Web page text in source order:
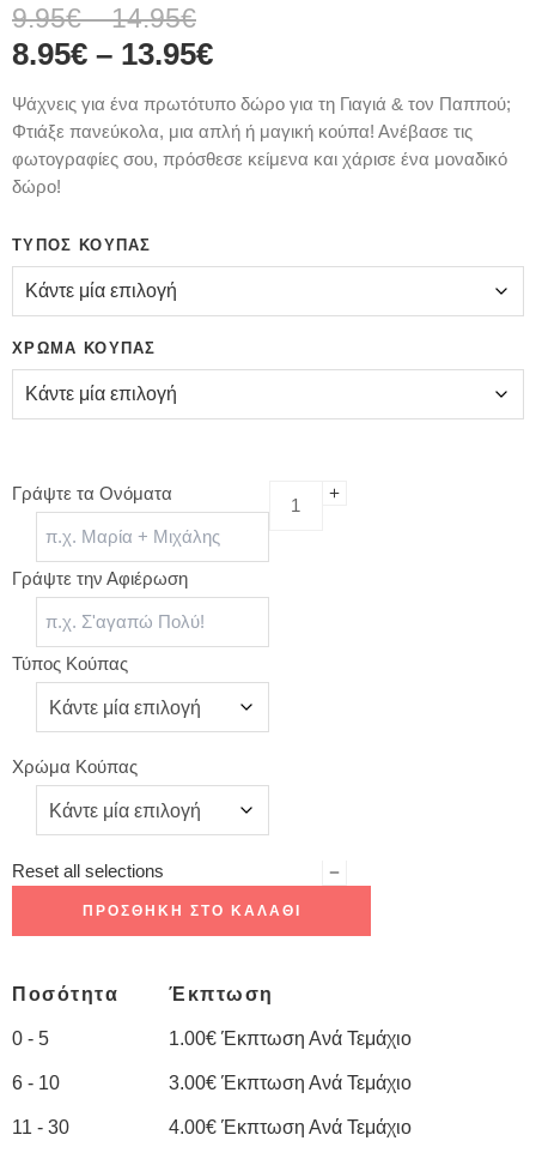
9.95€ – 14.95€
8.95€ – 13.95€
Ψάχνεις για ένα πρωτότυπο δώρο για τη Γιαγιά & τον Παππού;
Φτιάξε πανεύκολα, μια απλή ή μαγική κούπα! Ανέβασε τις
φωτογραφίες σου, πρόσθεσε κείμενα και χάρισε ένα μοναδικό
δώρο!
ΤΎΠΟΣ ΚΟΎΠΑΣ
ΧΡΏΜΑ ΚΟΎΠΑΣ
Γράψτε τα Ονόματα
Γράψτε την Αφιέρωση
Τύπος Κούπας
Χρώμα Κούπας
Reset all selections
ΠΡΟΣΘΉΚΗ ΣΤΟ ΚΑΛΆΘΙ
Ποσότητα Έκπτωση
0 - 5 1.00€ Έκπτωση Ανά Τεμάχιο
6 - 10 3.00€ Έκπτωση Ανά Τεμάχιο
11 - 30 4.00€ Έκπτωση Ανά Τεμάχιο